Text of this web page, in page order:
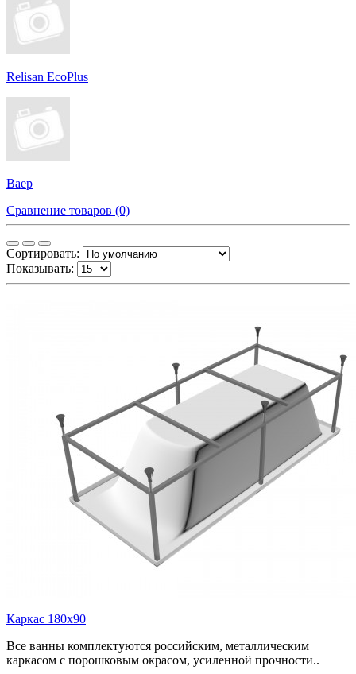
Relisan EcoPlus
Ваер
Сравнение товаров (0)
Сортировать:
Показывать:
Каркас 180х90
Все ванны комплектуются российским, металлическим
каркасом с порошковым окрасом, усиленной прочности..